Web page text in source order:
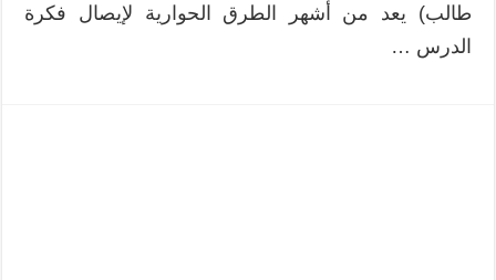
طالب) يعد من أشهر الطرق الحوارية لإيصال فكرة
الدرس …